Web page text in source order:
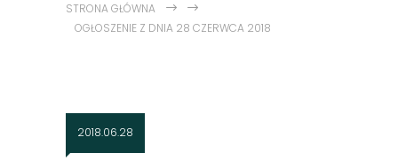
STRONA GŁÓWNA
OGŁOSZENIE Z DNIA 28 CZERWCA 2018
2018.06.28